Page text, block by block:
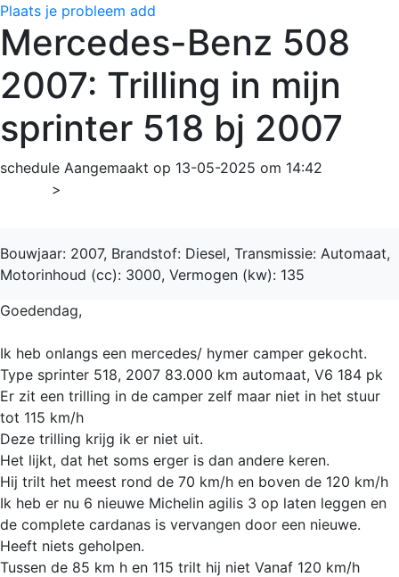
Plaats je probleem add
Mercedes-Benz 508
2007: Trilling in mijn
sprinter 518 bj 2007
schedule Aangemaakt op 13-05-2025 om 14:42
>
Bouwjaar: 2007, Brandstof: Diesel, Transmissie: Automaat,
Motorinhoud (cc): 3000, Vermogen (kw): 135
Goedendag,
Ik heb onlangs een mercedes/ hymer camper gekocht.
Type sprinter 518, 2007 83.000 km automaat, V6 184 pk
Er zit een trilling in de camper zelf maar niet in het stuur
tot 115 km/h
Deze trilling krijg ik er niet uit.
Het lijkt, dat het soms erger is dan andere keren.
Hij trilt het meest rond de 70 km/h en boven de 120 km/h
Ik heb er nu 6 nieuwe Michelin agilis 3 op laten leggen en
de complete cardanas is vervangen door een nieuwe.
Heeft niets geholpen.
Tussen de 85 km h en 115 trilt hij niet Vanaf 120 km/h